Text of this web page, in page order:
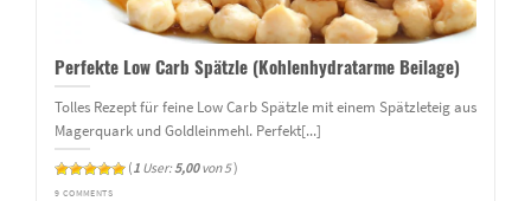
Perfekte Low Carb Spätzle (Kohlenhydratarme Beilage)
Tolles Rezept für feine Low Carb Spätzle mit einem Spätzleteig aus
Magerquark und Goldleinmehl. Perfekt[...]
(1 User:5,00von 5)
9 COMMENTS